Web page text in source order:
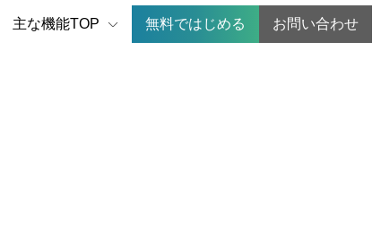
主な機能TOP 無料ではじめる お問い合わせ